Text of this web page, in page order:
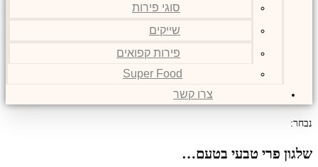
סוגי פירות
שייקים
פירות קפואים
Super Food
צרו קשר
נבחר:
שלגון פרי טבעי בטעם…